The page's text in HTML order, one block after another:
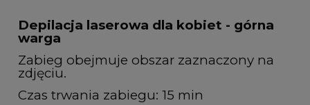
Depilacja laserowa dla kobiet - górna
warga
Zabieg obejmuje obszar zaznaczony na
zdjęciu.
Czas trwania zabiegu: 15 min